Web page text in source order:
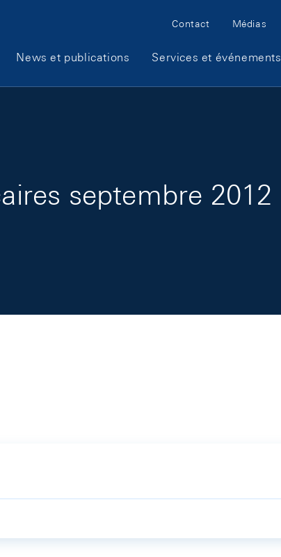
Meta Navigation
Contact Médias
News et publications Services et événements
septembre 2012